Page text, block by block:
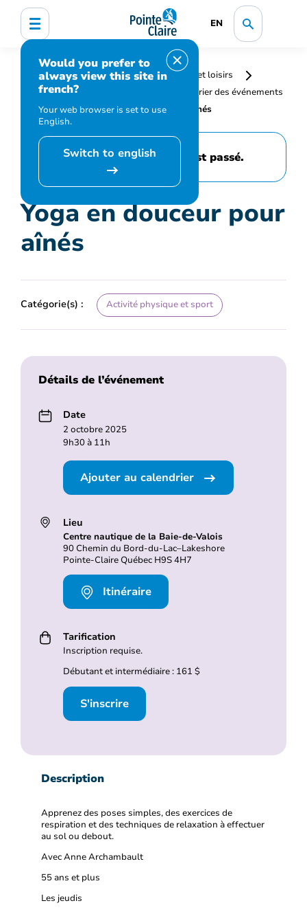
EN
Would you prefer to
always view this site in
french?
Your web browser is set to use
English.
Switch to english
Accueil
Bibliothèque, culture, sports et loisirs
Programmation et inscription
Calendrier des événements
et activités
Yoga en douceur pour aînés
Cet événement est passé.
Yoga en douceur pour
aînés
Catégorie(s) : Activité physique et sport
Détails de l’événement
Date
2 octobre 2025
9h30 à 11h
Ajouter au calendrier
Lieu
Centre nautique de la Baie-de-Valois
90 Chemin du Bord-du-Lac–Lakeshore
Pointe-Claire Québec H9S 4H7
Itinéraire
Tarification
Inscription requise.
Débutant et intermédiaire : 161 $
S'inscrire
Description
Apprenez des poses simples, des exercices de
respiration et des techniques de relaxation à effectuer
au sol ou debout.
Avec Anne Archambault
55 ans et plus
Les jeudis